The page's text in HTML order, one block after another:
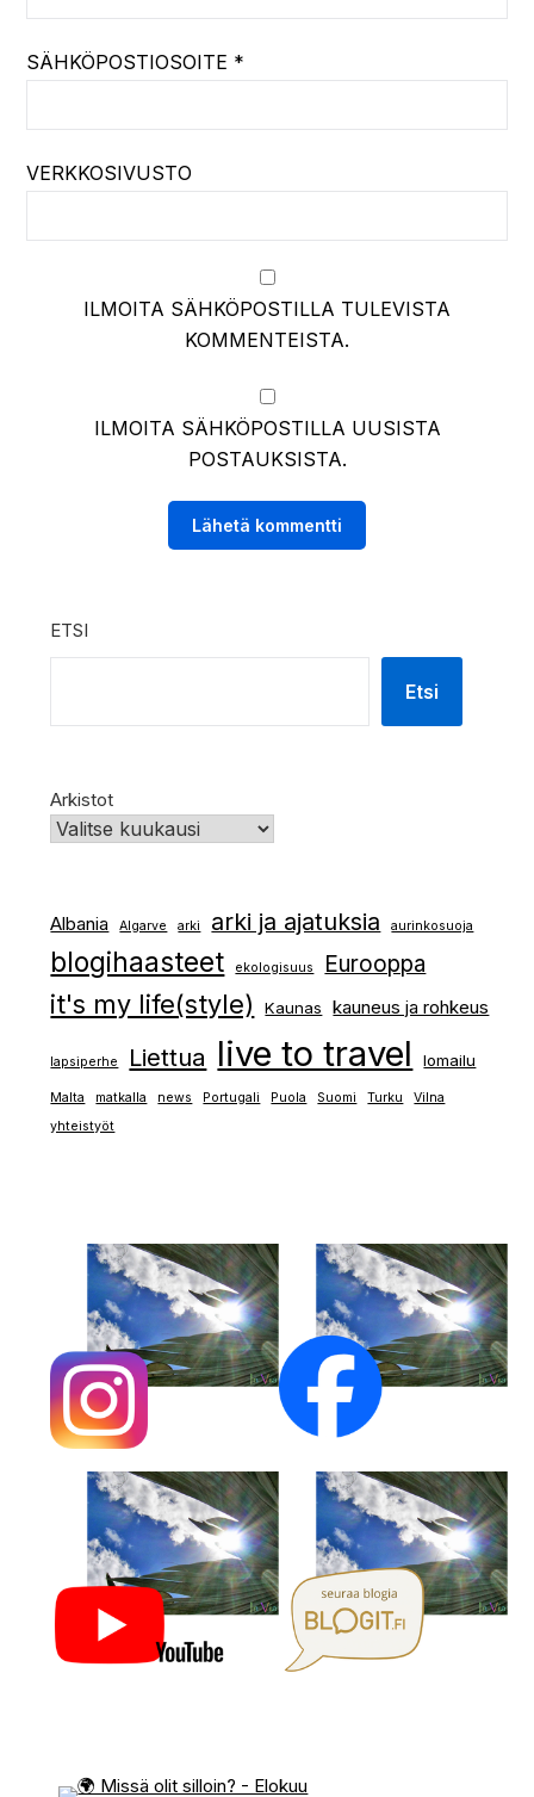
SÄHKÖPOSTIOSOITE *
VERKKOSIVUSTO
ILMOITA SÄHKÖPOSTILLA TULEVISTA
KOMMENTEISTA.
ILMOITA SÄHKÖPOSTILLA UUSISTA
POSTAUKSISTA.
ETSI
Etsi
Arkistot
Albania Algarve arki arki ja ajatuksia aurinkosuoja
blogihaasteet ekologisuus Eurooppa
it's my life(style) Kaunas kauneus ja rohkeus
lapsiperhe Liettua live to travel lomailu
Malta matkalla news Portugali Puola Suomi Turku
Vilna
yhteistyöt